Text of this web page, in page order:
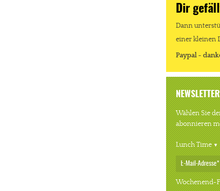
Dir
Dann
einer kleinen
Paypal -
NEWSLETTER
Wählen Sie
abonnieren
Lunch Time
Wochenend-